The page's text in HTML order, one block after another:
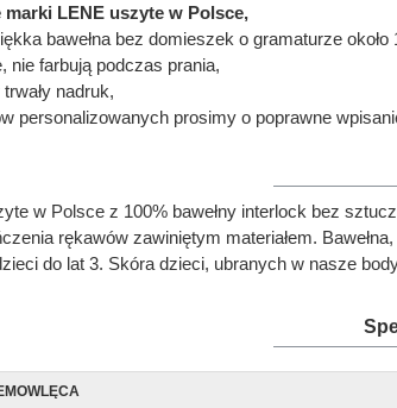
LENE uszyte w Polsce,
bawełna bez domieszek o gramaturze
nie farbują podczas prania,
nadruk,
personalizowanych prosimy o poprawne
w Polsce z 100% bawełny interlock bez
rękawów zawiniętym materiałem.
do lat 3. Skóra dzieci, ubranych w nasze